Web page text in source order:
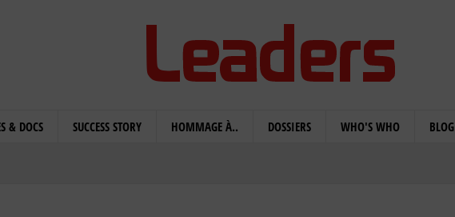
& DOCS SUCCESS STORY HOMMAGE À.. DOSSIERS WHO'S WHO BLOG